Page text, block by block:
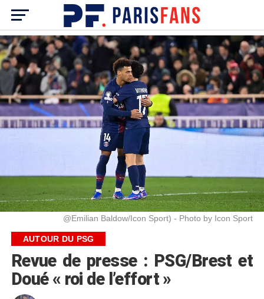
@Emilian Baldow/Icon Sport) - Photo by Icon Sport
AUTOUR DU PSG
Revue de presse : PSG/Brest et
Doué « roi de l’effort »